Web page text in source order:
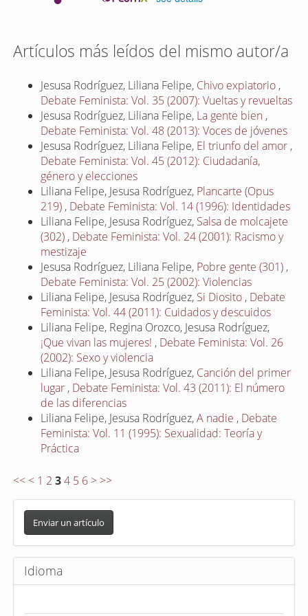
Artículos más leídos del mismo autor/a
Jesusa Rodríguez, Liliana Felipe, Chivo expiatorio ,
Debate Feminista: Vol. 35 (2007): Vueltas y revueltas
Jesusa Rodríguez, Liliana Felipe, La gente bien ,
Debate Feminista: Vol. 48 (2013): Voces de jóvenes
Jesusa Rodríguez, Liliana Felipe, El triunfo del amor ,
Debate Feminista: Vol. 45 (2012): Ciudadanía,
género y elecciones
Liliana Felipe, Jesusa Rodríguez, Plancarte (Opus
219) , Debate Feminista: Vol. 14 (1996): Identidades
Liliana Felipe, Jesusa Rodríguez, Salsa de molcajete
(302) , Debate Feminista: Vol. 24 (2001): Racismo y
mestizaje
Jesusa Rodríguez, Liliana Felipe, Pobre gente (301) ,
Debate Feminista: Vol. 25 (2002): Violencias
Liliana Felipe, Jesusa Rodríguez, Si Diosito , Debate
Feminista: Vol. 44 (2011): Cuidados y descuidos
Liliana Felipe, Regina Orozco, Jesusa Rodríguez,
¡Que vivan las mujeres! , Debate Feminista: Vol. 26
(2002): Sexo y violencia
Liliana Felipe, Jesusa Rodríguez, Canción del primer
lugar , Debate Feminista: Vol. 43 (2011): El número
de las diferencias
Liliana Felipe, Jesusa Rodríguez,A nadie , Debate
Feminista: Vol. 11 (1995): Sexualidad: Teoría y
Práctica
<< < 1 2 3 4 5 6 > >>
E
v
i
a
Enviar un artículo
Idioma